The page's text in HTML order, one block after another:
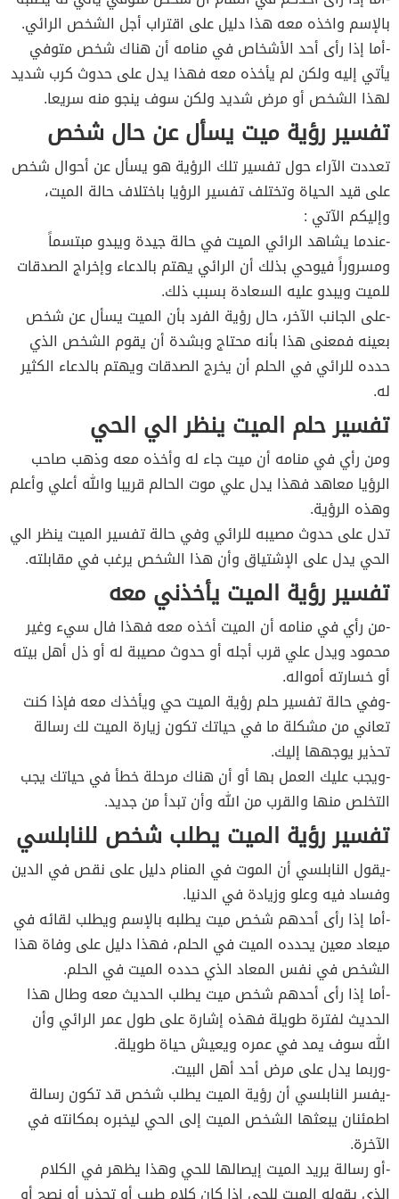
بالإسم واخذه معه هذا دليل على اقتراب أجل الشخص الرائي.
-أما إذا رأى أحد الأشخاص في منامه أن هناك شخص متوفي
يأتي إليه ولكن لم يأخذه معه فهذا يدل على حدوث كرب شديد
لهذا الشخص أو مرض شديد ولكن سوف ينجو منه سريعا.
تفسير رؤية ميت يسأل عن حال شخص
تعددت الآراء حول تفسير تلك الرؤية هو يسأل عن أحوال شخص
على قيد الحياة وتختلف تفسير الرؤيا باختلاف حالة الميت،
وإليكم الآتي :
-عندما يشاهد الرائي الميت في حالة جيدة ويبدو مبتسماً
ومسروراً فيوحي بذلك أن الرائي يهتم بالدعاء وإخراج الصدقات
للميت ويبدو عليه السعادة بسبب ذلك.
-على الجانب الآخر، حال رؤية الفرد بأن الميت يسأل عن شخص
بعينه فمعنى هذا بأنه محتاج وبشدة أن يقوم الشخص الذي
حدده للرائي في الحلم أن يخرج الصدقات ويهتم بالدعاء الكثير
له.
تفسير حلم الميت ينظر الي الحي
ومن رأي في منامه أن ميت جاء له وأخذه معه وذهب صاحب
الرؤيا معاهد فهذا يدل علي موت الحالم قريبا والله أعلي وأعلم
وهذه الرؤية.
تدل على حدوث مصيبه للرائي وفي حالة تفسير الميت ينظر الي
الحي يدل على الإشتياق وأن هذا الشخص يرغب في مقابلته.
تفسير رؤية الميت يأخذني معه
-من رأي في منامه أن الميت أخذه معه فهذا فال سيء وغير
محمود ويدل علي قرب أجله أو حدوث مصيبة له أو ذل أهل بيته
أو خسارته أمواله.
-وفي حالة تفسير حلم رؤية الميت حي ويأخذك معه فإذا كنت
تعاني من مشكلة ما في حياتك تكون زيارة الميت لك رسالة
تحذير يوجهها إليك.
-ويجب عليك العمل بها أو أن هناك مرحلة خطأ في حياتك يجب
التخلص منها والقرب من الله وأن تبدأ من جديد.
تفسير رؤية الميت يطلب شخص للنابلسي
-يقول النابلسي أن الموت في المنام دليل على نقص في الدين
وفساد فيه وعلو وزيادة في الدنيا.
-أما إذا رأى أحدهم شخص ميت يطلبه بالإسم ويطلب لقائه في
ميعاد معين يحدده الميت في الحلم، فهذا دليل على وفاة هذا
الشخص في نفس المعاد الذي حدده الميت في الحلم.
-أما إذا رأى أحدهم شخص ميت يطلب الحديث معه وطال هذا
الحديث لفترة طويلة فهذه إشارة على طول عمر الرائي وأن
الله سوف يمد في عمره ويعيش حياة طويلة.
-وربما يدل على مرض أحد أهل البيت.
-يفسر النابلسي أن رؤية الميت يطلب شخص قد تكون رسالة
اطمئنان يبعثها الشخص الميت إلى الحي ليخبره بمكانته في
الآخرة.
-أو رسالة يريد الميت إيصالها للحي وهذا يظهر في الكلام